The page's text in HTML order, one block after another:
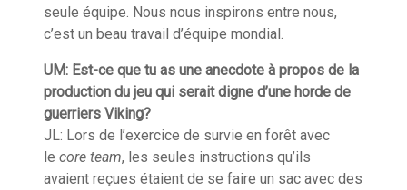
seule équipe. Nous nous inspirons entre nous,
c’est un beau travail d’équipe mondial.
UM: Est-ce que tu as une anecdote à propos de la
production du jeu qui serait digne d’une horde de
guerriers Viking?
JL: Lors de l’exercice de survie en forêt avec
le core team, les seules instructions qu’ils
avaient reçues étaient de se faire un sac avec des